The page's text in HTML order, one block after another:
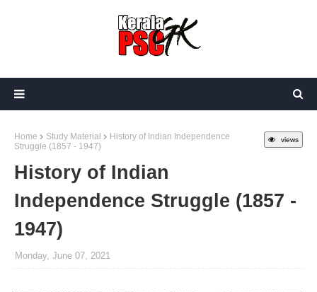
views
Home Study Material
History of Indian Independence
Struggle (1857 - 1947)
History of Indian
Independence Struggle (1857 -
1947)
Monday, June 07, 2021